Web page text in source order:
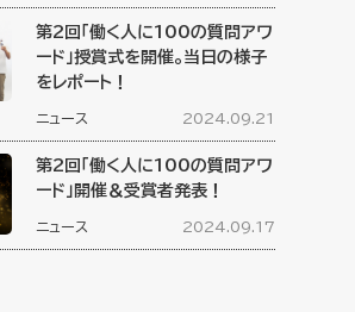
第2回「働く人に100の質問アワ
ード」授賞式を開催。当日の様子
をレポート！
ニュース 2024.09.21
第2回「働く人に100の質問アワ
ード」開催＆受賞者発表！
ニュース 2024.09.17